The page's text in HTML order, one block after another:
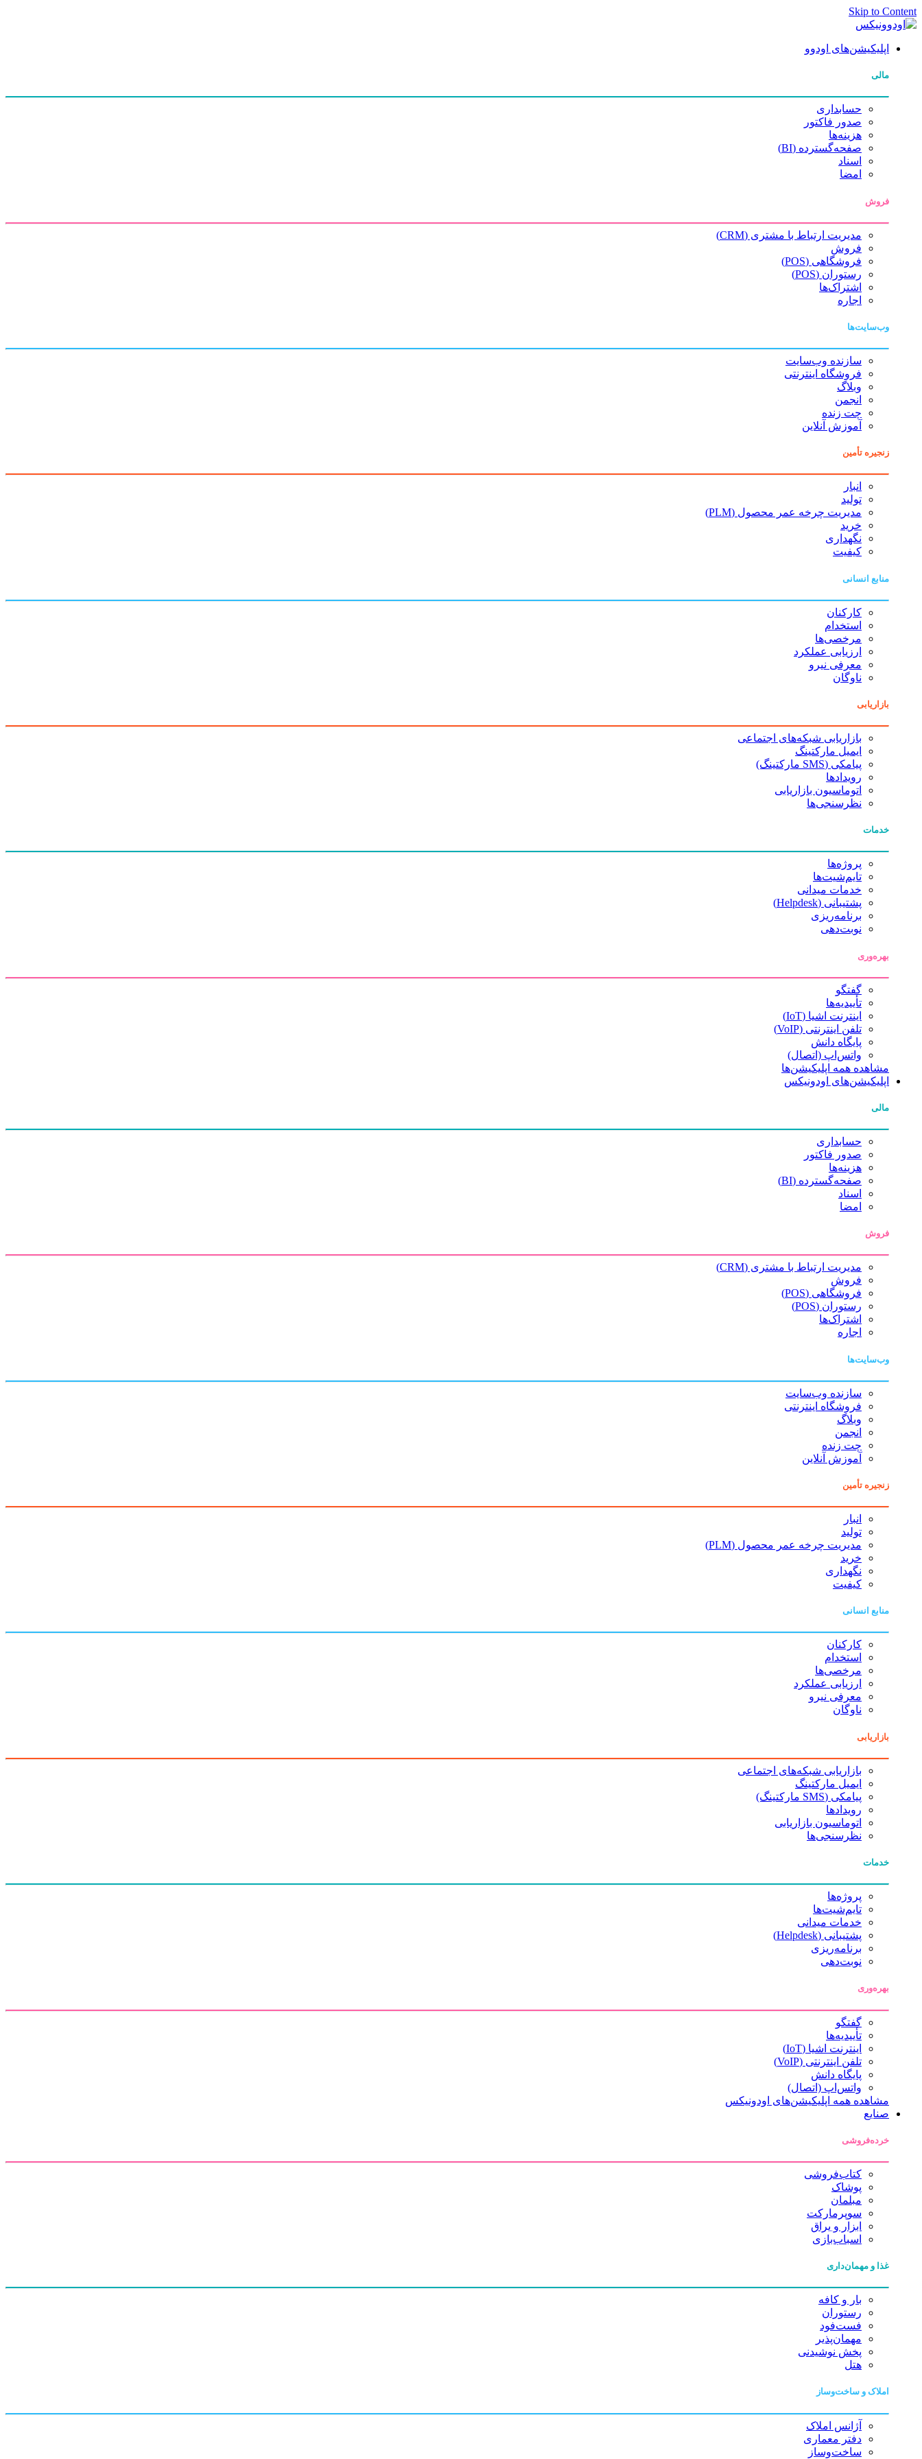
Skip to Content
اپلیکیشن‌های اودوو
مالی
حسابداری
صدور فاکتور
هزینه‌ها
صفحه‌گسترده (BI)
اسناد
امضا
فروش
مدیریت ارتباط با مشتری (CRM)
فروش
فروشگاهی (POS)
رستوران (POS)
اشتراک‌ها
اجاره
وب‌سایت‌ها
سازنده وب‌سایت
فروشگاه اینترنتی
وبلاگ
انجمن
چت زنده
آموزش آنلاین
زنجیره تأمین
انبار
تولید
مدیریت چرخه عمر محصول (PLM)
خرید
نگهداری
کیفیت
منابع انسانی
کارکنان
استخدام
مرخصی‌ها
ارزیابی عملکرد
معرفی نیرو
ناوگان
بازاریابی
بازاریابی شبکه‌های اجتماعی
ایمیل مارکتینگ
پیامکی (SMS مارکتینگ)
رویدادها
اتوماسیون بازاریابی
نظرسنجی‌ها
خدمات
پروژه‌ها
تایم‌شیت‌ها
خدمات میدانی
پشتیبانی (Helpdesk)
برنامه‌ریزی
نوبت‌دهی
بهره‌وری
گفتگو
تأییدیه‌ها
اینترنت اشیا (IoT)
تلفن اینترنتی (VoIP)
پایگاه دانش
واتس‌اپ (اتصال)
مشاهده همه اپلیکیشن‌ها
اپلیکیشن‌های اودونیکس
مالی
حسابداری
صدور فاکتور
هزینه‌ها
صفحه‌گسترده (BI)
اسناد
امضا
فروش
مدیریت ارتباط با مشتری (CRM)
فروش
فروشگاهی (POS)
رستوران (POS)
اشتراک‌ها
اجاره
وب‌سایت‌ها
سازنده وب‌سایت
فروشگاه اینترنتی
وبلاگ
انجمن
چت زنده
آموزش آنلاین
زنجیره تأمین
انبار
تولید
مدیریت چرخه عمر محصول (PLM)
خرید
نگهداری
کیفیت
منابع انسانی
کارکنان
استخدام
مرخصی‌ها
ارزیابی عملکرد
معرفی نیرو
ناوگان
بازاریابی
بازاریابی شبکه‌های اجتماعی
ایمیل مارکتینگ
پیامکی (SMS مارکتینگ)
رویدادها
اتوماسیون بازاریابی
نظرسنجی‌ها
خدمات
پروژه‌ها
تایم‌شیت‌ها
خدمات میدانی
پشتیبانی (Helpdesk)
برنامه‌ریزی
نوبت‌دهی
بهره‌وری
گفتگو
تأییدیه‌ها
اینترنت اشیا (IoT)
تلفن اینترنتی (VoIP)
پایگاه دانش
واتس‌اپ (اتصال)
مشاهده همه اپلیکیشن‌های اودونیکس
صنایع
خرده‌فروشی
کتاب‌فروشی
پوشاک
مبلمان
سوپرمارکت
ابزار و یراق
اسباب‌بازی
غذا و مهمان‌داری
بار و کافه
رستوران
فست‌فود
مهمان‌پذیر
پخش نوشیدنی
هتل
املاک و ساخت‌وساز
آژانس املاک
دفتر معماری
ساخت‌وساز